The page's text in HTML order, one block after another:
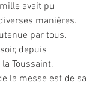
avait pu
manières.
par tous.
depuis
Toussaint,
la messe est de sa